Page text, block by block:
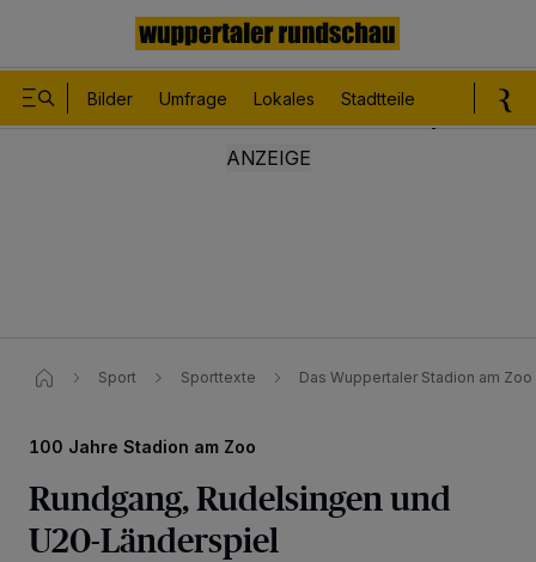
Bilder Umfrage Lokales Stadtteile
Sport Sporttexte Das Wuppertaler Stadion am
100 Jahre Stadion am Zoo
Rundgang, Rudelsingen und
U20-Länderspiel